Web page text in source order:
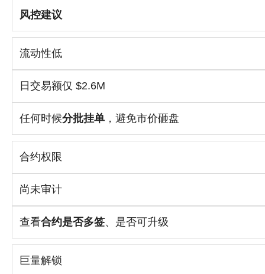
风控建议
流动性低
日交易额仅 $2.6M
任何时候分批挂单 ，避免市价砸盘
合约权限
尚未审计
查看合约是否多签、是否可升级
巨量解锁